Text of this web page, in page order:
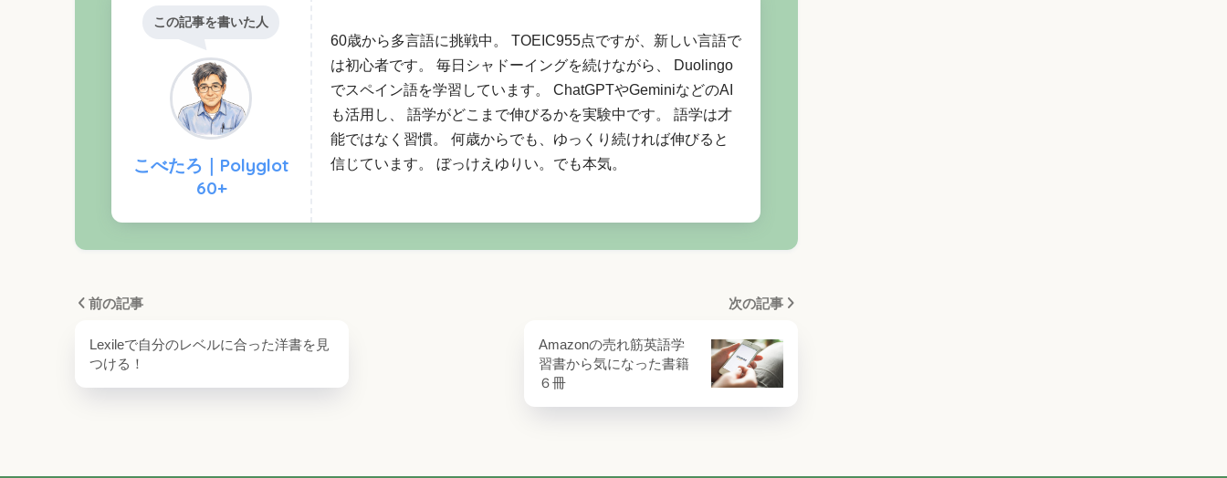
この記事を書いた人
こべたろ｜Polyglot
60+
60歳から多言語に挑戦中。 TOEIC955点ですが、新しい言語で
は初心者です。 毎日シャドーイングを続けながら、 Duolingo
でスペイン語を学習しています。 ChatGPTやGeminiなどのAI
も活用し、 語学がどこまで伸びるかを実験中です。 語学は才
能ではなく習慣。 何歳からでも、ゆっくり続ければ伸びると
信じています。 ぼっけえゆりい。でも本気。
前の記事
Lexileで自分のレベルに合った洋書を見
つける！
次の記事
Amazonの売れ筋英語学
習書から気になった書籍
６冊